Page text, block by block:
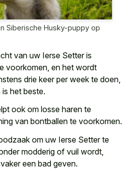
Siberische Husky-puppy op
van uw Ierse Setter is
voorkomen, en het wordt
drie keer per week te doen,
het beste.
ook om losse haren te
van bontballen te voorkomen.
om uw Ierse Setter te
modderig of vuil wordt
een bad geven.